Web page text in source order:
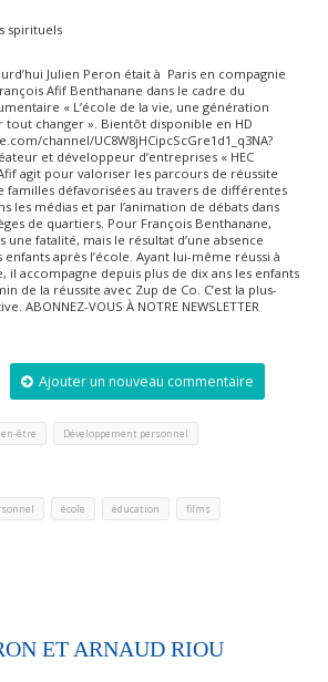
spirituels
Julien Peron était à Paris en compagnie
Afif Benthanane dans le cadre du
« L’école de la vie, une génération
tout changer ». Bientôt disponible en HD
channel/UC8W8jHCipcScGre1d1_q3NA?
et développeur d’entreprises « HEC
agit pour valoriser les parcours de réussite
familles défavorisées au travers de différentes
les médias et par l’animation de débats dans
de quartiers. Pour François Benthanane,
une fatalité, mais le résultat d’une absence
enfants après l’école. Ayant lui-même réussi à
il accompagne depuis plus de dix ans les enfants
de la réussite avec Zup de Co. C’est la plus-
ABONNEZ-VOUS À NOTRE NEWSLETTER
Ajouter un nouveau commentaire
être Développement personnel
école éducation films
ET ARNAUD RIOU